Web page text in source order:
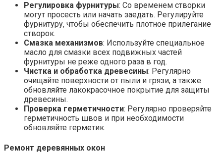
Регулировка фурнитуры: Со временем створки
могут просесть или начать заедать. Регулируйте
фурнитуру, чтобы обеспечить плотное прилегание
створок.
Смазка механизмов: Используйте специальное
масло для смазки всех подвижных частей
фурнитуры не реже одного раза в год.
Чистка и обработка древесины: Регулярно
очищайте поверхности от пыли и грязи, а также
обновляйте лакокрасочное покрытие для защиты
древесины.
Проверка герметичности: Регулярно проверяйте
герметичность швов и при необходимости
обновляйте герметик.
Ремонт деревянных окон